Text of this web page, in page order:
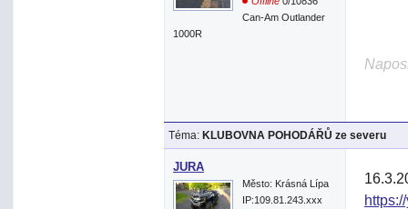
Can-Am Outlander
1000R
Téma: KLUBOVNA POHODÁŘŮ ze severu
JURA
Město: Krásná Lípa
IP:109.81.243.xxx